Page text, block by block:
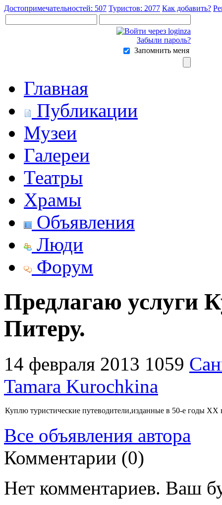
Достопримечательностей: 507 Туристов: 2077 Как добавить?
Забыли пароль?
Запомнить меня
Главная
Публикации
Музеи
Галереи
Театры
Храмы
Объявления
Люди
Форум
Предлагаю услуги
Питеру.
14 февраля 2013 1059
Tamara Kurochkina
Куплю туристические путеводители,изданные в 50-е годы
Все объявления автора
Комментарии (0)
Нет комментариев. Ваш